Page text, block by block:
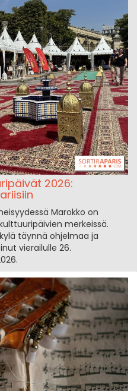
2026:
Marokko on
merkeissä.
täynnä ohjelmaa ja
vierailulle 26.